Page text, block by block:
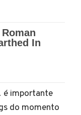
é importante
do momento